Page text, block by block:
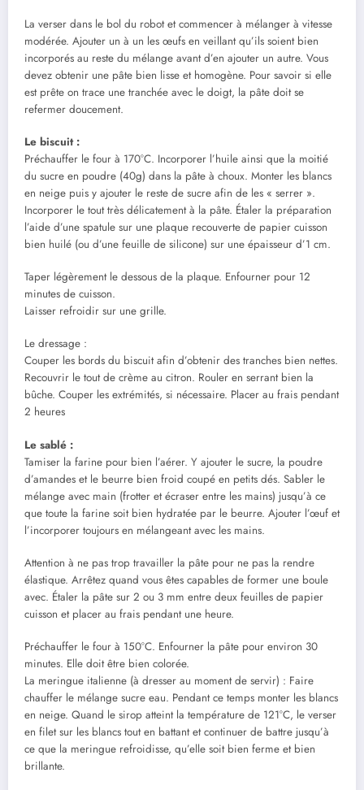
La verser dans le bol du robot et commencer à mélanger à vitesse
modérée. Ajouter un à un les œufs en veillant qu’ils soient bien
incorporés au reste du mélange avant d’en ajouter un autre. Vous
devez obtenir une pâte bien lisse et homogène. Pour savoir si elle
est prête on trace une tranchée avec le doigt, la pâte doit se
refermer doucement.
Le biscuit :
Préchauffer le four à 170°C. Incorporer l’huile ainsi que la moitié
du sucre en poudre (40g) dans la pâte à choux. Monter les blancs
en neige puis y ajouter le reste de sucre afin de les « serrer ».
Incorporer le tout très délicatement à la pâte. Étaler la préparation
l’aide d’une spatule sur une plaque recouverte de papier cuisson
bien huilé (ou d’une feuille de silicone) sur une épaisseur d’1 cm.
Taper légèrement le dessous de la plaque. Enfourner pour 12
minutes de cuisson.
Laisser refroidir sur une grille.
Le dressage :
Couper les bords du biscuit afin d’obtenir des tranches bien nettes.
Recouvrir le tout de crème au citron. Rouler en serrant bien la
bûche. Couper les extrémités, si nécessaire. Placer au frais pendant
2 heures
Le sablé :
Tamiser la farine pour bien l’aérer. Y ajouter le sucre, la poudre
d’amandes et le beurre bien froid coupé en petits dés. Sabler le
mélange avec main (frotter et écraser entre les mains) jusqu’à ce
que toute la farine soit bien hydratée par le beurre. Ajouter l’œuf et
l’incorporer toujours en mélangeant avec les mains.
Attention à ne pas trop travailler la pâte pour ne pas la rendre
élastique. Arrêtez quand vous êtes capables de former une boule
avec. Étaler la pâte sur 2 ou 3 mm entre deux feuilles de papier
cuisson et placer au frais pendant une heure.
Préchauffer le four à 150°C. Enfourner la pâte pour environ 30
minutes. Elle doit être bien colorée.
La meringue italienne (à dresser au moment de servir) : Faire
chauffer le mélange sucre eau. Pendant ce temps monter les blancs
en neige. Quand le sirop atteint la température de 121°C, le verser
en filet sur les blancs tout en battant et continuer de battre jusqu’à
ce que la meringue refroidisse, qu’elle soit bien ferme et bien
brillante.